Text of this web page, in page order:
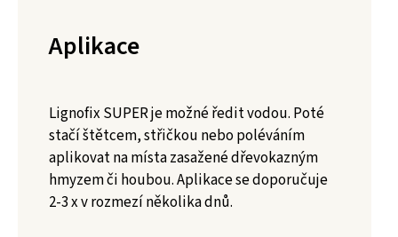
Aplikace
Lignofix SUPER je možné ředit vodou. Poté
stačí štětcem, střičkou nebo poléváním
aplikovat na místa zasažené dřevokazným
hmyzem či houbou. Aplikace se doporučuje
2-3 x v rozmezí několika dnů.